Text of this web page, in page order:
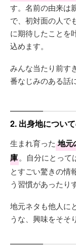
す。名前の由来は
で、初対面の人で
に期待したことを
込めます。
みんな当たり前す
番なじみのある話
2. 出身地につい
生まれ育った 地元
庫。自分にとって
とすごい驚きの情
う習慣があったり
地元ネタも他人に
うな、興味をそそ